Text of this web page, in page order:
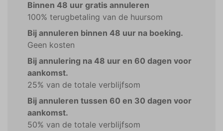
Binnen 48 uur gratis annuleren
100% terugbetaling van de huursom
Bij annuleren binnen 48 uur na boeking.
Geen kosten
Bij annulering na 48 uur en 60 dagen voor
aankomst.
25% van de totale verblijfsom
Bij annuleren tussen 60 en 30 dagen voor
aankomst.
50% van de totale verblijfsom